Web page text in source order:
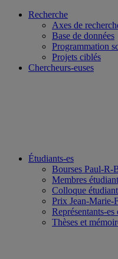
Recherche
Axes de
Base de données
Programmation
Projets ciblés
Chercheurs-euses
Étudiants-es
Bourses Paul-R-
Membres
Colloque
Prix Jean-Marie-
Représentants-es
Thèses et